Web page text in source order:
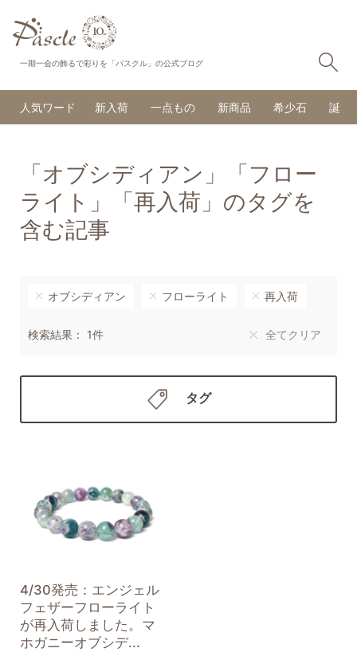
一期一会の飾るで彩りを「パスクル」の公式ブログ
人気ワード 新入荷 一点もの 新商品 希少石 誕生
「オブシディアン」「フロー
ライト」「再入荷」のタグを
含む記事
オブシディアン フローライト 再入荷
検索結果： 1件 全てクリア
タグ
4/30発売：エンジェル
フェザーフローライト
が再入荷しました。マ
ホガニーオブシデ...